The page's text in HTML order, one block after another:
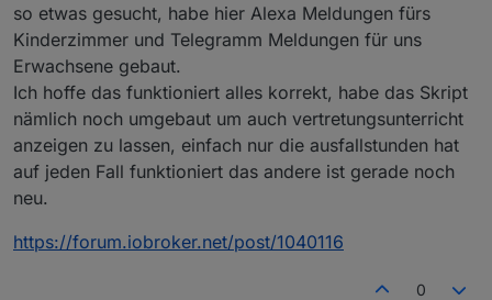
so etwas gesucht, habe hier Alexa Meldungen fürs
Kinderzimmer und Telegramm Meldungen für uns
Erwachsene gebaut.
Ich hoffe das funktioniert alles korrekt, habe das Skript
nämlich noch umgebaut um auch vertretungsunterricht
anzeigen zu lassen, einfach nur die ausfallstunden hat
auf jeden Fall funktioniert das andere ist gerade noch
neu.
https://forum.iobroker.net/post/1040116
0